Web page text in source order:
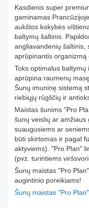
Kasdienis super
gaminamas
aukštos kokybės
baltymų šaltinis.
angliavandenių šaltinis,
aprūpinantis organizmą
Toks optimalus
aprūpina raumenų
Šunų imuninę sistemą
riebiųjų rūgščių ir
Maistas šunims "Pro
šunų veislių ar amžiaus
suaugusiems ar
būti skirtomas ir pagal
aktyviems). "Pro Plan"
(pvz. turintiems
Šunų maistas "Pro
augintinio poreikiams!
Šunų maistas "Pro Plan"